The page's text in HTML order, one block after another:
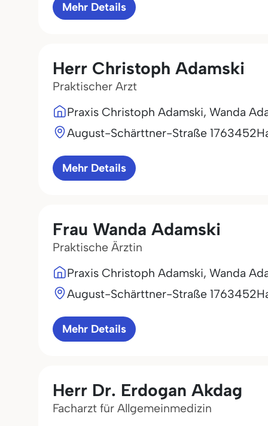
Mehr Details
Herr Christoph Adamski
Praktischer Arzt
Praxis Christoph Adamski, Wanda
August-Schärttner-Straße 1763452
Mehr Details
Frau Wanda Adamski
Praktische Ärztin
Praxis Christoph Adamski, Wanda
August-Schärttner-Straße 1763452
Mehr Details
Herr Dr. Erdogan Akdag
Facharzt für Allgemeinmedizin